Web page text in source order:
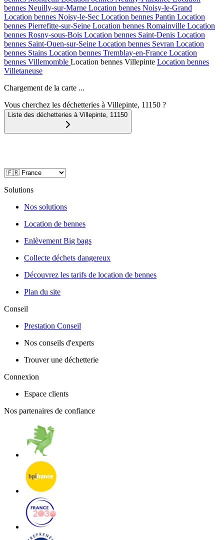
bennes Neuilly-sur-Marne Location bennes Noisy-le-Grand
Location bennes Noisy-le-Sec Location bennes Pantin Location
bennes Pierrefitte-sur-Seine Location bennes Romainville Location
bennes Rosny-sous-Bois Location bennes Saint-Denis Location
bennes Saint-Ouen-sur-Seine Location bennes Sevran Location
bennes Stains Location bennes Tremblay-en-France Location
bennes Villemomble Location bennes Villepinte Location bennes
Villetaneuse
Chargement de la carte ...
Vous cherchez les déchetteries à Villepinte, 11150 ?
Liste des déchetteries à Villepinte, 11150
Solutions
Nos solutions
Location de bennes
Enlèvement Big bags
Collecte déchets dangereux
Découvrez les tarifs de location de bennes
Plan du site
Conseil
Prestation Conseil
Nos conseils d'experts
Trouver une déchetterie
Connexion
Espace clients
Nos partenaires de confiance